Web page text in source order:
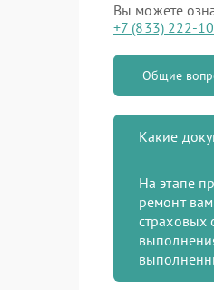
Вы можете
+7 (833) 222-
Общие
Какие
На этапе
ремонт
страховых